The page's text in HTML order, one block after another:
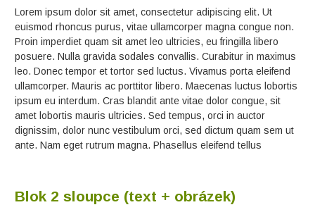
Lorem ipsum dolor sit amet, consectetur adipiscing elit. Ut
euismod rhoncus purus, vitae ullamcorper magna congue non.
Proin imperdiet quam sit amet leo ultricies, eu fringilla libero
posuere. Nulla gravida sodales convallis. Curabitur in maximus
leo. Donec tempor et tortor sed luctus. Vivamus porta eleifend
ullamcorper. Mauris ac porttitor libero. Maecenas luctus lobortis
ipsum eu interdum. Cras blandit ante vitae dolor congue, sit
amet lobortis mauris ultricies. Sed tempus, orci in auctor
dignissim, dolor nunc vestibulum orci, sed dictum quam sem ut
ante. Nam eget rutrum magna. Phasellus eleifend tellus
Blok 2 sloupce (text + obrázek)